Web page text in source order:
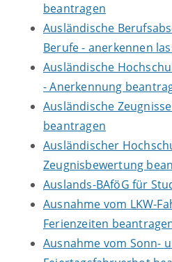
beantragen
Ausländische
Berufe - anerkennen
Ausländische
- Anerkennung
Ausländische
beantragen
Ausländischer
Zeugnisbewertung
Auslands-BAföG für
Ausnahme vom LKW-
Ferienzeiten
Ausnahme vom Sonn-